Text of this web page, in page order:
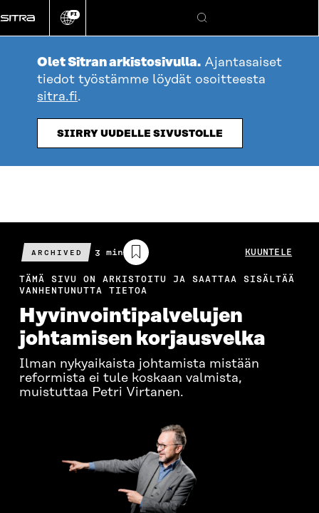
suoraan
sisältöön
Vaihda
kieli
FI
Hae
Olet Sitran arkistosivulla. Ajantasaiset
tiedot työstämme löydät osoitteesta
sitra.fi.
SIIRRY UUDELLE SIVUSTOLLE
ARCHIVED
Arvioitu
lukuaika
3 min KUUNTELE
TÄMÄ SIVU ON ARKISTOITU JA SAATTAA SISÄLTÄÄ
VANHENTUNUTTA TIETOA
Hyvinvointi­palvelujen
johtamisen korjausvelka
Ilman nykyaikaista johtamista mistään
reformista ei tule koskaan valmista,
muistuttaa Petri Virtanen.